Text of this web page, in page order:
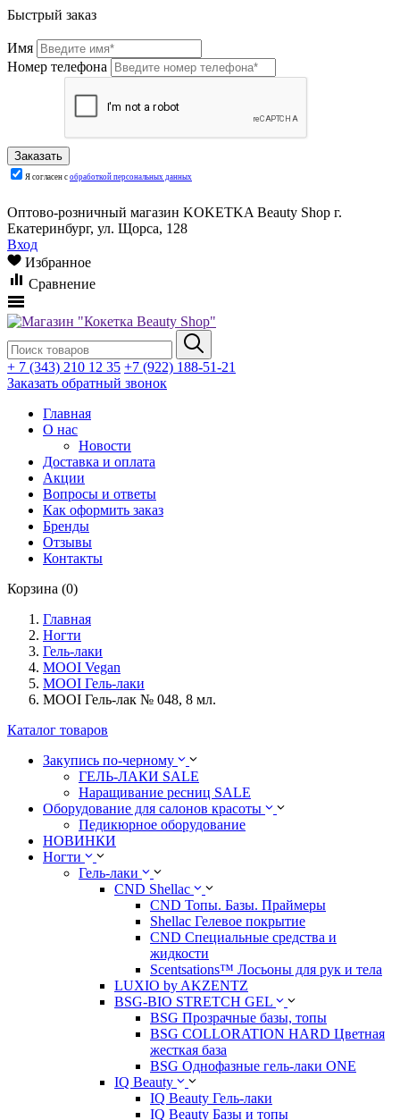
Быстрый заказ
Имя
Номер телефона
Я согласен с обработкой персональных данных
Оптово-розничный магазин KOKETKA Beauty Shop г.
Екатеринбург, ул. Щорса, 128
Вход
Избранное
Сравнение
+ 7 (343) 210 12 35 +7 (922) 188-51-21
Заказать обратный звонок
Главная
О нас
Новости
Доставка и оплата
Акции
Вопросы и ответы
Как оформить заказ
Бренды
Отзывы
Контакты
Корзина (0)
Главная
Ногти
Гель-лаки
MOOI Vegan
MOOI Гель-лаки
MOOI Гель-лак № 048, 8 мл.
Каталог товаров
Закупись по-черному
ГЕЛЬ-ЛАКИ SALE
Наращивание ресниц SALE
Оборудование для салонов красоты
Педикюрное оборудование
НОВИНКИ
Ногти
Гель-лаки
CND Shellac
CND Топы. Базы. Праймеры
Shellac Гелевое покрытие
CND Специальные средства и
жидкости
Scentsations™ Лосьоны для рук и тела
LUXIO by AKZENTZ
BSG-BIO STRETCH GEL
BSG Прозрачные базы, топы
BSG COLLORATION HARD Цветная
жесткая база
BSG Однофазные гель-лаки ONE
IQ Beauty
IQ Beauty Гель-лаки
IQ Beauty Базы и топы